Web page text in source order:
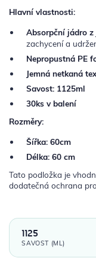
Hlavní vlastnosti:
Absorpční jádro
zachycení a
Nepropustná PE
Jemná netkaná
Savost: 1125ml
30ks v balení
Rozměry:
Šířka: 60cm
Délka: 60 cm
Tato podložka je
dodatečná ochrana
1125
SAVOST (ML)